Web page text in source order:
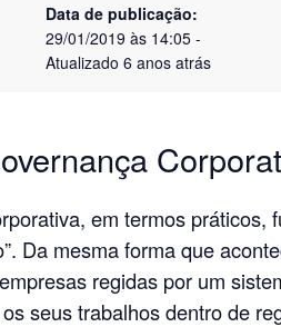
Data de publicação:
29/01/2019 às 14:05 -
Atualizado 6 anos atrás
em termos práticos,
Da mesma forma que
regidas por um
seus trabalhos dentro de